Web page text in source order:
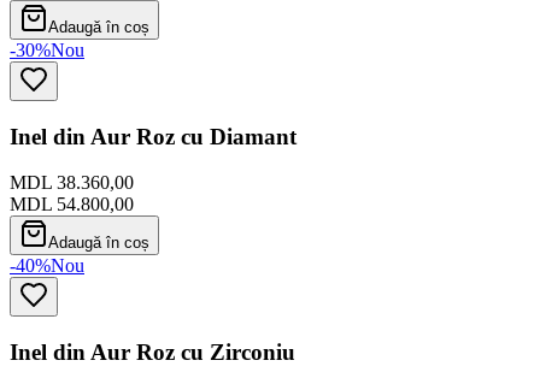
Adaugă în coș
-30%Nou
Inel din Aur Roz cu Diamant
MDL 38.360,00
MDL 54.800,00
Adaugă în coș
-40%Nou
Inel din Aur Roz cu Zirconiu